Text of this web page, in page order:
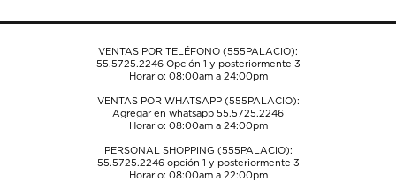
envío.envío.envío.envío.envío.
VENTAS POR TELÉFONO (555PALACIO):
55.5725.2246Opción 1 y posteriormente 3
Horario: 08:00am a 24:00pm
VENTAS POR WHATSAPP (555PALACIO):
Agregar en whatsapp 55.5725.2246
Horario: 08:00am a 24:00pm
PERSONAL SHOPPING (555PALACIO):
55.5725.2246opción 1 y posteriormente 3
Horario: 08:00am a 22:00pm